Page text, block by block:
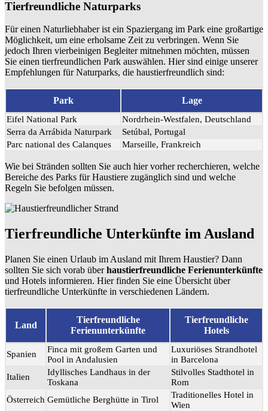
Tierfreundliche Naturparks
Für einen Naturliebhaber ist ein Spaziergang im Park eine großartige
Möglichkeit, um eine erholsame Zeit zu verbringen. Wenn Sie
jedoch Ihren vierbeinigen Begleiter mitnehmen möchten, müssen
Sie einen tierfreundlichen Park auswählen. Hier sind einige unserer
Empfehlungen für Naturparks, die haustierfreundlich sind:
Park Lage
Eifel National Park
Nordrhein-Westfalen, Deutschland
Serra da Arrábida Naturpark
Setúbal, Portugal
Parc national des Calanques
Marseille, Frankreich
Wie bei Stränden sollten Sie auch hier vorher recherchieren, welche
Bereiche des Parks für Haustiere zugänglich sind und welche
Regeln Sie befolgen müssen.
Tierfreundliche Unterkünfte im Ausland
Planen Sie einen Urlaub im Ausland mit Ihrem Haustier? Dann
sollten Sie sich vorab überhaustierfreundliche Ferienunterkünfte
und Hotels informieren. Hier finden Sie eine Übersicht über
tierfreundliche Unterkünfte in verschiedenen Ländern.
Land
Tierfreundliche
Ferienunterkünfte
Tierfreundliche
Hotels
Spanien
Finca mit großem Garten und
Pool in Andalusien
Luxuriöses Strandhotel
in Barcelona
Italien
Idyllisches Landhaus in der
Toskana
Stilvolles Stadthotel in
Rom
Österreich Gemütliche Berghütte in Tirol
Traditionelles Hotel in
Wien